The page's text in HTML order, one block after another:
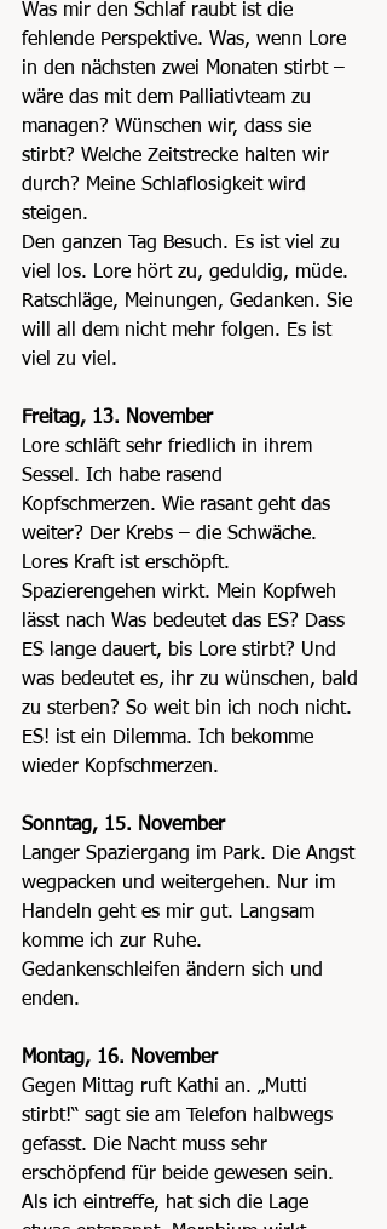
Was mir den Schlaf raubt ist die
fehlende Perspektive. Was, wenn Lore
in den nächsten zwei Monaten stirbt –
wäre das mit dem Palliativteam zu
managen? Wünschen wir, dass sie
stirbt? Welche Zeitstrecke halten wir
durch? Meine Schlaflosigkeit wird
steigen.
Den ganzen Tag Besuch. Es ist viel zu
viel los. Lore hört zu, geduldig, müde.
Ratschläge, Meinungen, Gedanken. Sie
will all dem nicht mehr folgen. Es ist
viel zu viel.
Freitag, 13. November
Lore schläft sehr friedlich in ihrem
Sessel. Ich habe rasend
Kopfschmerzen. Wie rasant geht das
weiter? Der Krebs – die Schwäche.
Lores Kraft ist erschöpft.
Spazierengehen wirkt. Mein Kopfweh
lässt nach Was bedeutet das ES? Dass
ES lange dauert, bis Lore stirbt? Und
was bedeutet es, ihr zu wünschen, bald
zu sterben? So weit bin ich noch nicht.
ES! ist ein Dilemma. Ich bekomme
wieder Kopfschmerzen.
Sonntag, 15. November
Langer Spaziergang im Park. Die Angst
wegpacken und weitergehen. Nur im
Handeln geht es mir gut. Langsam
komme ich zur Ruhe.
Gedankenschleifen ändern sich und
enden.
Montag, 16. November
Gegen Mittag ruft Kathi an. „Mutti
stirbt!“ sagt sie am Telefon halbwegs
gefasst. Die Nacht muss sehr
erschöpfend für beide gewesen sein.
Als ich eintreffe, hat sich die Lage